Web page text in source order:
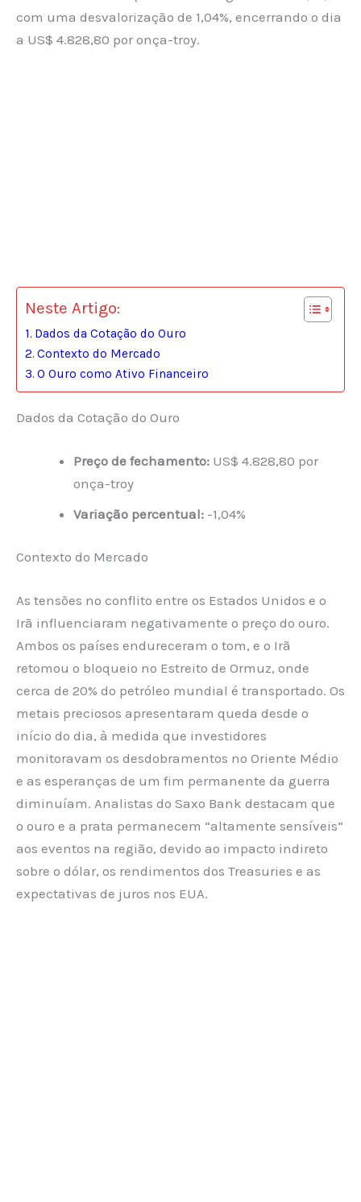
com uma desvalorização de 1,04%, encerrando o dia
a US$ 4.828,80 por onça-troy.
Neste Artigo:
Dados da Cotação do Ouro
Contexto do Mercado
O Ouro como Ativo Financeiro
Dados da Cotação do Ouro
Preço de fechamento: US$ 4.828,80 por
onça-troy
Variação percentual: -1,04%
Contexto do Mercado
As tensões no conflito entre os Estados Unidos e o
Irã influenciaram negativamente o preço do ouro.
Ambos os países endureceram o tom, e o Irã
retomou o bloqueio no Estreito de Ormuz, onde
cerca de 20% do petróleo mundial é transportado. Os
metais preciosos apresentaram queda desde o
início do dia, à medida que investidores
monitoravam os desdobramentos no Oriente Médio
e as esperanças de um fim permanente da guerra
diminuíam. Analistas do Saxo Bank destacam que
o ouro e a prata permanecem “altamente sensíveis”
aos eventos na região, devido ao impacto indireto
sobre o dólar, os rendimentos dos Treasuries e as
expectativas de juros nos EUA.